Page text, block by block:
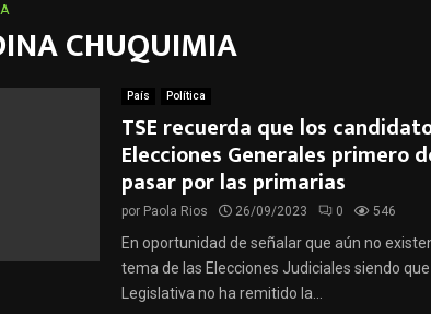
CHUQUIMIA
País Política
TSE recuerda que los
Elecciones Generales primero
pasar por las primarias
por Paola Rios 26/09/2023 0 546
En oportunidad de señalar que aún no
tema de las Elecciones Judiciales siendo
Legislativa no ha remitido la...